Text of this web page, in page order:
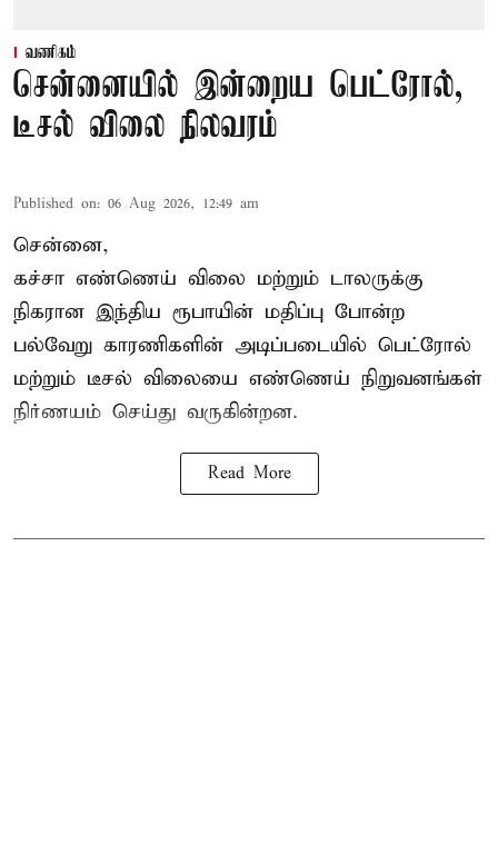
வணிகம்
சென்னையில் இன்றைய பெட்ரோல்,
டீசல் விலை நிலவரம்
Published on: 06 Aug 2026, 12:49 am
சென்னை,
கச்சா எண்ணெய் விலை மற்றும் டாலருக்கு
நிகரான இந்திய ரூபாயின் மதிப்பு போன்ற
பல்வேறு காரணிகளின் அடிப்படையில் பெட்ரோல்
மற்றும் டீசல் விலையை எண்ணெய் நிறுவனங்கள்
நிர்ணயம் செய்து வருகின்றன.
Read More